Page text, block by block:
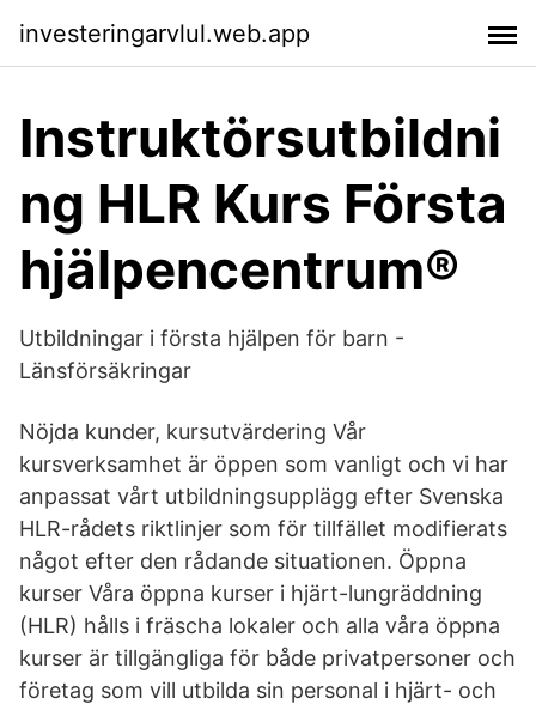
investeringarvlul.web.app
Instruktörsutbildni
ng HLR Kurs Första
hjälpencentrum®
Utbildningar i första hjälpen för barn -
Länsförsäkringar
Nöjda kunder, kursutvärdering Vår
kursverksamhet är öppen som vanligt och vi har
anpassat vårt utbildningsupplägg efter Svenska
HLR-rådets riktlinjer som för tillfället modifierats
något efter den rådande situationen. Öppna
kurser Våra öppna kurser i hjärt-lungräddning
(HLR) hålls i fräscha lokaler och alla våra öppna
kurser är tillgängliga för både privatpersoner och
företag som vill utbilda sin personal i hjärt- och